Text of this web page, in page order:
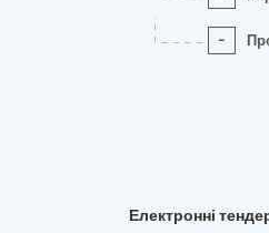
-
Електронні